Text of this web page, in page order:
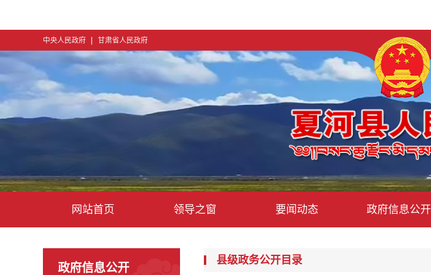
中央人民政府 | 甘肃省人民政府
网站首页 领导之窗 要闻动态 政府信息公开
政府信息公开
县级政务公开目录